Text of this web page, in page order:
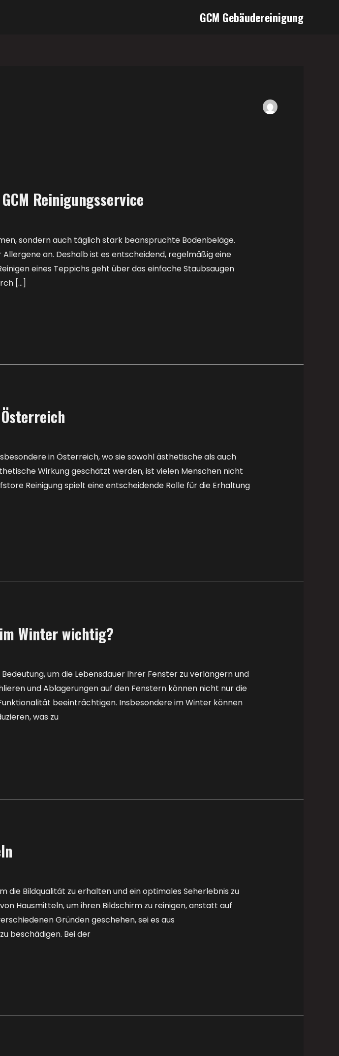
GCM Gebäudereinigung
Reinigungsservice
sondern auch täglich stark beanspruchte Bodenbeläge.
an. Deshalb ist es entscheidend, regelmäßig eine
eines Teppichs geht über das einfache Staubsaugen
[…]
in Österreich, wo sie sowohl ästhetische als auch
Wirkung geschätzt werden, ist vielen Menschen nicht
Reinigung spielt eine entscheidende Rolle für die Erhaltung
Winter wichtig?
um die Lebensdauer Ihrer Fenster zu verlängern und
und Ablagerungen auf den Fenstern können nicht nur die
beeinträchtigen. Insbesondere im Winter können
was zu
die Bildqualität zu erhalten und ein optimales Seherlebnis zu
Hausmitteln, um ihren Bildschirm zu reinigen, anstatt auf
Gründen geschehen, sei es aus
beschädigen. Bei der